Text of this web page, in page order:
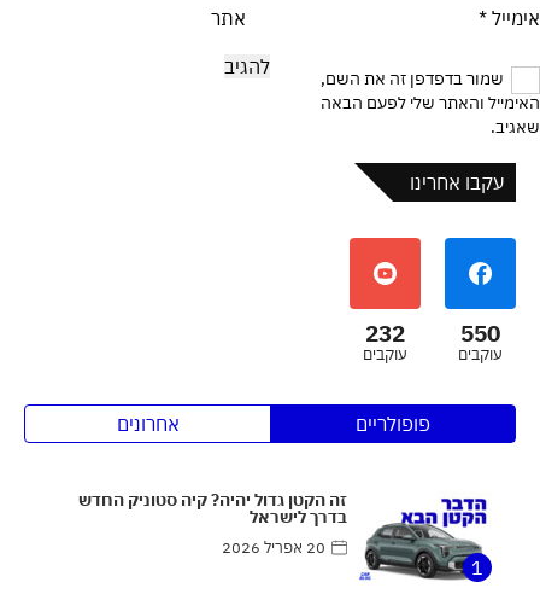
אימייל * אתר
שמור בדפדפן זה את השם,
האימייל והאתר שלי לפעם הבאה
שאגיב.
עקבו אחרינו
550
עוקבים
232
עוקבים
פופולריים אחרונים
1
זה הקטן גדול יהיה? קיה סטוניק החדש
בדרך לישראל
20 אפריל 2026